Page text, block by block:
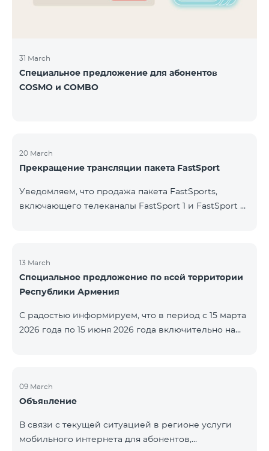
31 March
Специальное предложение для абонентов
COSMO и COMBO
20 March
Прекращение трансляции пакета FastSport
Уведомляем, что продажа пакета FastSports,
включающего телеканалы FastSport 1 и FastSport 2,
решением вещателя. По вопросам или для
получения дополнительной информации просим
обращаться в компанию «Фаст Медиа».
13 March
Специальное предложение по всей территории
Республики Армения
С радостью информируем, что в период с 15 марта
2026 года по 15 июня 2026 года включительно на
Региональный будут доступны со скидкой 25% при
подключении на 12 месяцев с автоматическим
пакет COMBO 4 9900 также предоставляется со
скидкой 25% сроком на 12 месяцев. Кроме того, для
09 March
Объявление
В связи с текущей ситуацией в регионе услуги
мобильного интернета для абонентов,